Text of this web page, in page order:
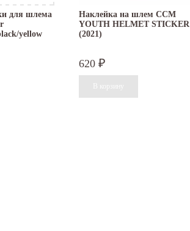
для шлема
yellow
Наклейка на шлем CCM
YOUTH HELMET STICKER
(2021)
620 ₽